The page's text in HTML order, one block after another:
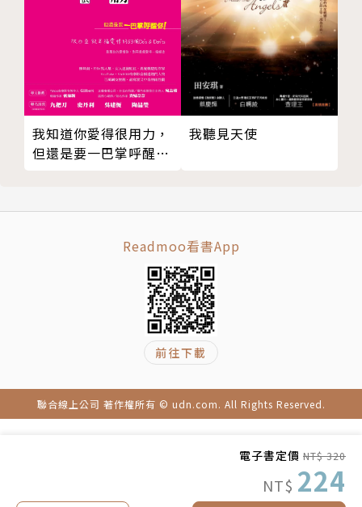
電子書定價 NT$ 320
NT$ 224
AWE情感工作室
台灣第一個同時擁有教男、教女教練的戀愛教學團隊，
以關係議題為中心，致力於以簡單容易理解的方式破解
難解的關係問題。工作室的主旨以在感情關係中獲得更
高的自由度為目標，期望接觸到工作室的讀者、學生都
台大國企畢業，卻走入戀愛產業中創業，成為AWE情
感工作室創辦人。興趣是找尋真相與通達宇宙萬物的道
理，尤其是跟人有關的事。期望自己好好當個人，總是
寫出最真實的自己來面對讀者。
經歷不多也不少，不足掛齒，直接閱讀文字感受最快
速。
出版作品：《是男人沒有眼光，還是妳不懂得發光》、
我知道你愛得很用力，
但還是要一巴掌呼醒
我聽見天使
Readmoo看書App
前往下載
聯合線上公司 著作權所有 © udn.com. All Rights Reserved.